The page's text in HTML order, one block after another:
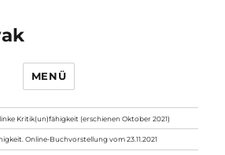
MENÜ
Kritik(un)fähigkeit (erschienen Oktober 2021)
Online-Buchvorstellung vom 23.11.2021